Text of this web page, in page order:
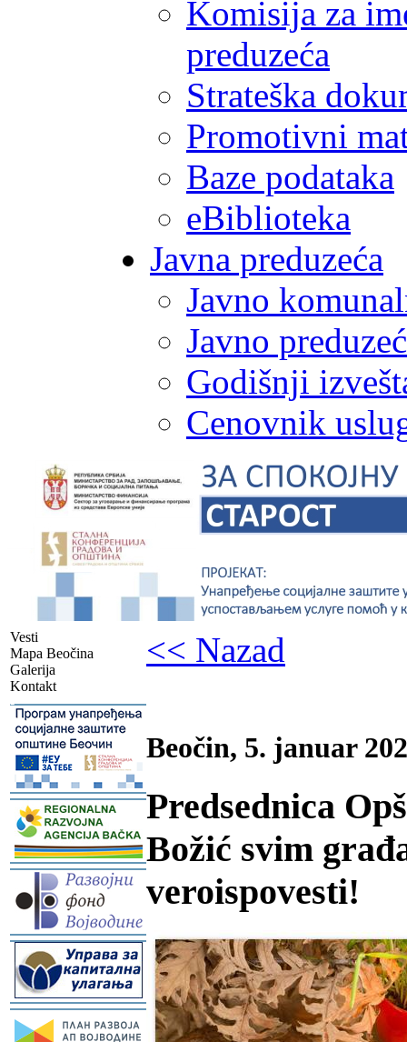
Komisija za
preduzeća
Strateška
Promotivni
Baze podataka
eBiblioteka
Javna preduzeća
Javno
Javno
Godišnji
Cenovnik
Vesti
Mapa Beočina
Galerija
Kontakt
-
-
-
-
-
<< Nazad
Beočin, 5. januar
Predsednica
Božić svim
veroispovesti!